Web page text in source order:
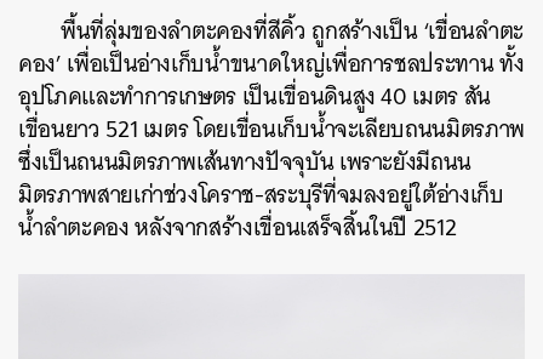
พื้นที่ลุ่มของลำตะคองที่สีคิ้ว ถูกสร้างเป็น ‘เขื่อนลำตะ
คอง’ เพื่อเป็นอ่างเก็บน้ำขนาดใหญ่เพื่อการชลประทาน ทั้ง
อุปโภคและทำการเกษตร เป็นเขื่อนดินสูง 40 เมตร สัน
เขื่อนยาว 521 เมตร โดยเขื่อนเก็บน้ำจะเลียบถนนมิตรภาพ
ซึ่งเป็นถนนมิตรภาพเส้นทางปัจจุบัน เพราะยังมีถนน
มิตรภาพสายเก่าช่วงโคราช-สระบุรีที่จมลงอยู่ใต้อ่างเก็บ
น้ำลำตะคอง หลังจากสร้างเขื่อนเสร็จสิ้นในปี 2512